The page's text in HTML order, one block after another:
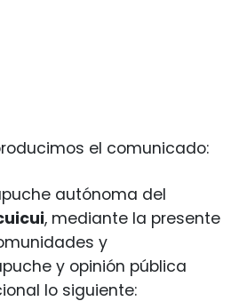
el comunicado:
autónoma del
, mediante la presente
y
y opinión pública
lo siguiente: